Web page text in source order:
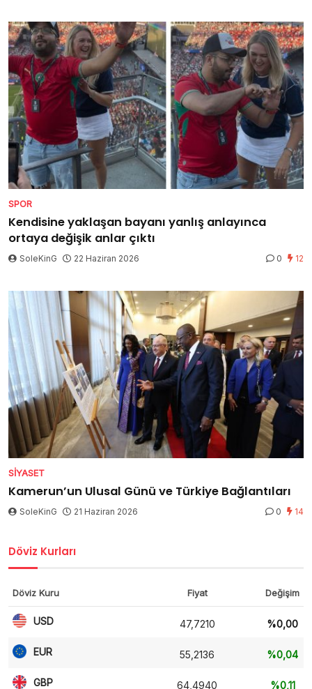
SPOR
Kendisine yaklaşan bayanı yanlış anlayınca
ortaya değişik anlar çıktı
SoleKinG 22 Haziran 2026 0 12
SIYASET
Kamerun’un Ulusal Günü ve Türkiye Bağlantıları
SoleKinG 21 Haziran 2026 0 14
Döviz Kurları
Döviz Kuru Fiyat Değişim
USD 47,7210 %0,00
EUR 55,2136 %0,04
GBP 64,4940 %0,11